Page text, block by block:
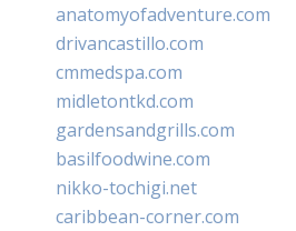
anatomyofadventure.com
drivancastillo.com
cmmedspa.com
midletontkd.com
gardensandgrills.com
basilfoodwine.com
nikko-tochigi.net
caribbean-corner.com